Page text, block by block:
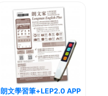
朗文學習筆+LEP2.0 APP